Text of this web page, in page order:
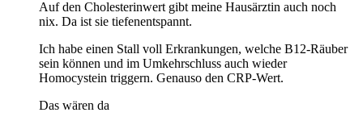
Auf den Cholesterinwert gibt meine Hausärztin auch noch
nix. Da ist sie tiefenentspannt.
Ich habe einen Stall voll Erkrankungen, welche B12-Räuber
sein können und im Umkehrschluss auch wieder
Homocystein triggern. Genauso den CRP-Wert.
Das wären da